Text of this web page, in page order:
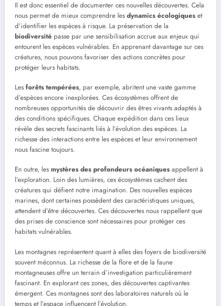
Il est donc essentiel de documenter ces nouvelles découvertes. Cela
nous permet de mieux comprendre les dynamics écologiques et
d’identifier les espèces à risque. La préservation de la
biodiversité passe par une sensibilisation accrue aux enjeux qui
entourent les espèces vulnérables. En apprenant davantage sur ces
créatures, nous pouvons favoriser des actions concrètes pour
protéger leurs habitats.
Les forêts tempérées, par exemple, abritent une vaste gamme
d’espèces encore inexplorées. Ces écosystèmes offrent de
nombreuses opportunités de découvrir des êtres vivants adaptés à
des conditions spécifiques. Chaque expédition dans ces lieux
révèle des secrets fascinants liés à l’évolution des espèces. La
richesse des interactions entre les espèces et leur environnement
nous fascine toujours.
En outre, les mystères des profondeurs océaniques appellent à
l’exploration. Loin des lumières, ces écosystèmes cachent des
créatures qui défient notre imagination. Des nouvelles espèces
marines, dont certaines possèdent des caractéristiques uniques,
attendent d’être découvertes. Ces découvertes nous rappellent que
des prises de conscience sont nécessaires pour protéger ces
habitats vulnérables.
Les montagnes représentent quant à elles des foyers de biodiversité
souvent méconnus. La richesse de la flore et de la faune
montagneuses offre un terrain d’investigation particulièrement
fascinant. En explorant ces zones, des découvertes captivantes
émergent. Ces montagnes sont des laboratoires naturels où le
temps et l’espace influencent l’évolution.